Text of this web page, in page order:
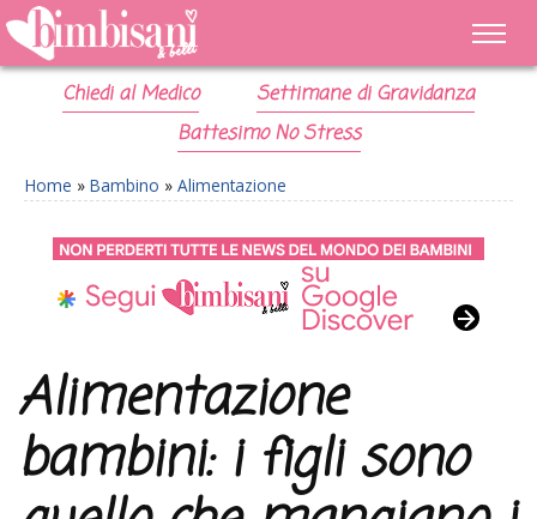
Chiedi al Medico
Settimane di Gravidanza
Battesimo No Stress
Home » Bambino » Alimentazione
Alimentazione
bambini: i figli sono